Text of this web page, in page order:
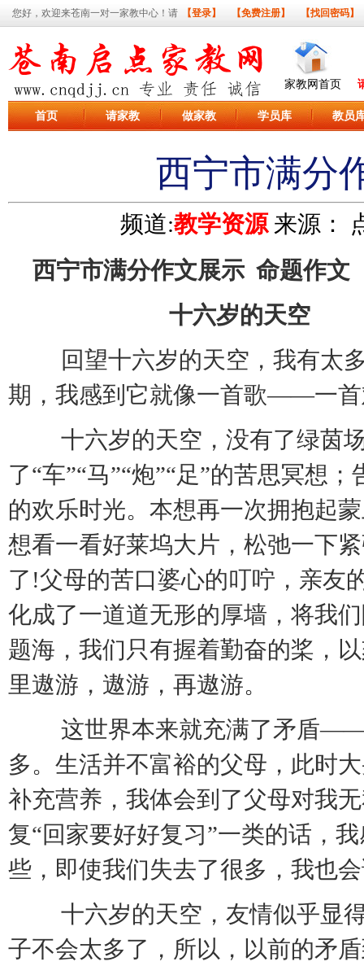
您好，欢迎来苍南一对一家教中心！请 【登录】 【免费注册】 【找回密码】
家教网首页
首页 请家教 做家教 学员库 教员
西宁市满分
频道:教学资源来源：
西宁市满分作文展示 命题作文
十六岁的天空
回望十六岁的天空，我有太
期，我感到它就像一首歌——一
十六岁的天空，没有了绿茵
了“车”“马”“炮”“足”的苦思冥想
的欢乐时光。本想再一次拥抱起
想看一看好莱坞大片，松弛一下
了!父母的苦口婆心的叮咛，亲友
化成了一道道无形的厚墙，将我
题海，我们只有握着勤奋的桨，
里遨游，遨游，再遨游。
这世界本来就充满了矛盾——
多。生活并不富裕的父母，此时
补充营养，我体会到了父母对我
复“回家要好好复习”一类的话，
些，即使我们失去了很多，我也
十六岁的天空，友情似乎显
子不会太多了，所以，以前的矛